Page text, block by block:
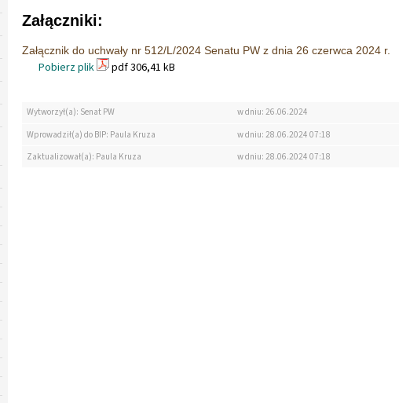
Załączniki:
Załącznik do uchwały nr 512/L/2024 Senatu PW z dnia 26 czerwca 2024 r.
Pobierz plik pdf 306,41 kB
Wytworzył(a): Senat PW
w dniu: 26.06.2024
Wprowadził(a) do BIP: Paula Kruza
w dniu: 28.06.2024 07:18
Zaktualizował(a): Paula Kruza
w dniu: 28.06.2024 07:18